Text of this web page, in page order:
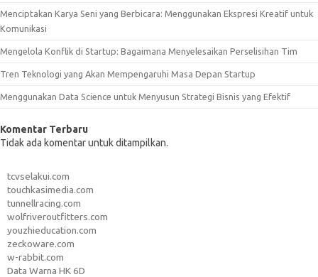
Menciptakan Karya Seni yang Berbicara: Menggunakan Ekspresi Kreatif untuk
Komunikasi
Mengelola Konflik di Startup: Bagaimana Menyelesaikan Perselisihan Tim
Tren Teknologi yang Akan Mempengaruhi Masa Depan Startup
Menggunakan Data Science untuk Menyusun Strategi Bisnis yang Efektif
Komentar Terbaru
Tidak ada komentar untuk ditampilkan.
tcvselakui.com
touchkasimedia.com
tunnellracing.com
wolfriveroutfitters.com
youzhieducation.com
zeckoware.com
w-rabbit.com
Data Warna HK 6D